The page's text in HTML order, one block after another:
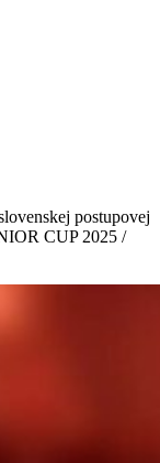
postupovej
CUP 2025 /